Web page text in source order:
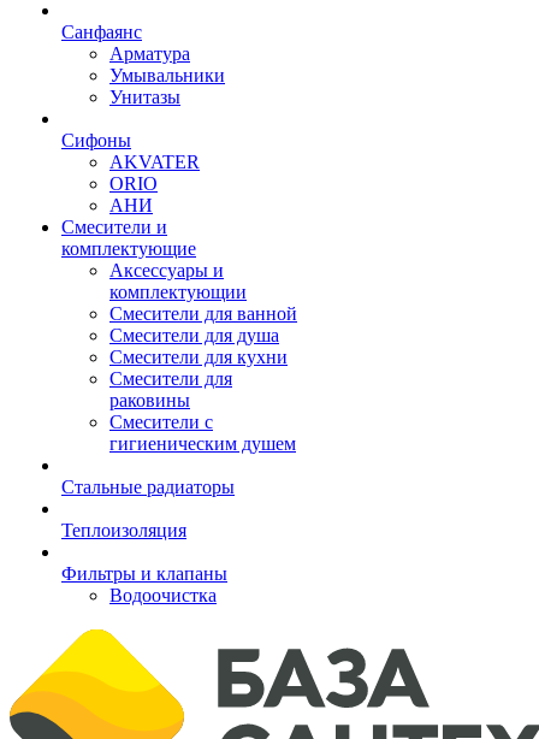
Санфаянс
Арматура
Умывальники
Унитазы
Сифоны
AKVATER
ORIO
АНИ
Смесители и
комплектующие
Аксессуары и
комплектующии
Смесители для ванной
Смесители для душа
Смесители для кухни
Смесители для
раковины
Смесители с
гигиеническим душем
Стальные радиаторы
Теплоизоляция
Фильтры и клапаны
Водоочистка